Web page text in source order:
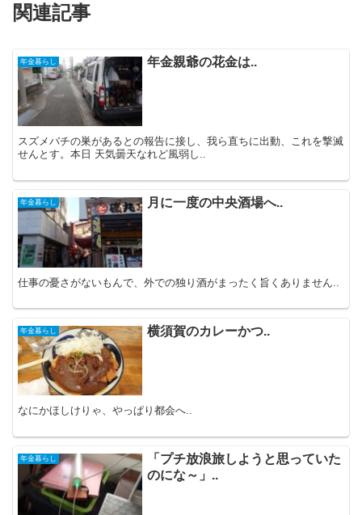
関連記事
年金暮らし 年金親爺の花金は..
スズメバチの巣があるとの報告に接し、我ら直ちに出動、これを撃滅
せんとす。本日 天気曇天なれど風弱し..
年金暮らし 月に一度の中央酒場へ..
仕事の憂さがないもんで、外での独り酒がまったく旨くありません..
年金暮らし 横須賀のカレーかつ..
なにかほしけりゃ、やっぱり都会へ..
年金暮らし
「プチ放浪旅しようと思っていた
のにな～」..